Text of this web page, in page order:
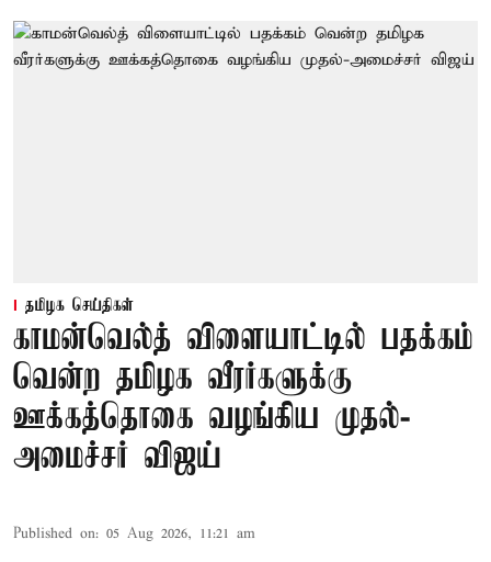
தமிழக செய்திகள்
காமன்வெல்த் விளையாட்டில் பதக்கம்
வென்ற தமிழக வீரர்களுக்கு
ஊக்கத்தொகை வழங்கிய முதல்-
அமைச்சர் விஜய்
Published on: 05 Aug 2026, 11:21 am